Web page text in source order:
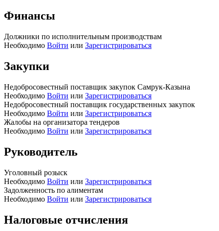
Финансы
Должники по исполнительным производствам
Необходимо Войти или Зарегистрироваться
Закупки
Недобросовестный поставщик закупок Самрук-Казына
Необходимо Войти или Зарегистрироваться
Недобросовестный поставщик государственных закупок
Необходимо Войти или Зарегистрироваться
Жалобы на организатора тендеров
Необходимо Войти или Зарегистрироваться
Руководитель
Уголовный розыск
Необходимо Войти или Зарегистрироваться
Задолженность по алиментам
Необходимо Войти или Зарегистрироваться
Налоговые отчисления